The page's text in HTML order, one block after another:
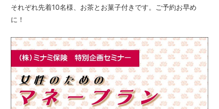
それぞれ先着10名様、お茶とお菓子付きです。ご予約お早め
に！